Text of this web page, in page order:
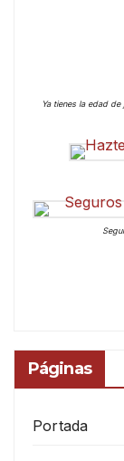
Ya tienes la edad
Páginas
Portada